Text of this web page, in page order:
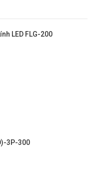
LED FLG-200
3P-300